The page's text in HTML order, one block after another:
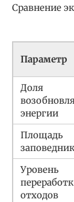
Сравнение
Параметр
Доля
энергии
Площадь
Уровень
отходов